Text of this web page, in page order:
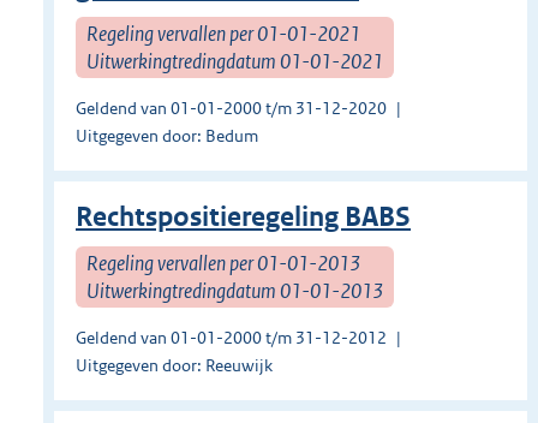
Regeling vervallen per 01-01-2021
Uitwerkingtredingdatum 01-01-2021
Geldend van 01-01-2000 t/m 31-12-2020
Uitgegeven door: Bedum
Rechtspositieregeling BABS
Regeling vervallen per 01-01-2013
Uitwerkingtredingdatum 01-01-2013
Geldend van 01-01-2000 t/m 31-12-2012
Uitgegeven door: Reeuwijk